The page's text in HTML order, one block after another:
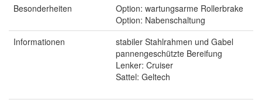
Besonderheiten
Option: wartungsarme Rollerbrake
Option: Nabenschaltung
Informationen
stabiler Stahlrahmen und Gabel
pannengeschützte Bereifung
Lenker: Cruiser
Sattel: Geltech